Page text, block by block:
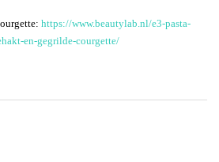
https://www.beautylab.nl/e3-pasta-
en-gegrilde-courgette/